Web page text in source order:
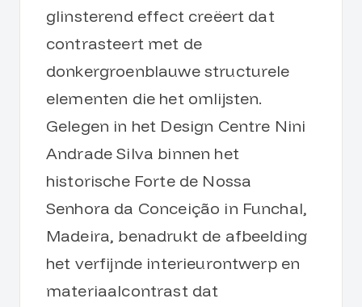
glinsterend effect creëert dat
contrasteert met de
donkergroenblauwe structurele
elementen die het omlijsten.
Gelegen in het Design Centre Nini
Andrade Silva binnen het
historische Forte de Nossa
Senhora da Conceição in Funchal,
Madeira, benadrukt de afbeelding
het verfijnde interieurontwerp en
materiaalcontrast dat